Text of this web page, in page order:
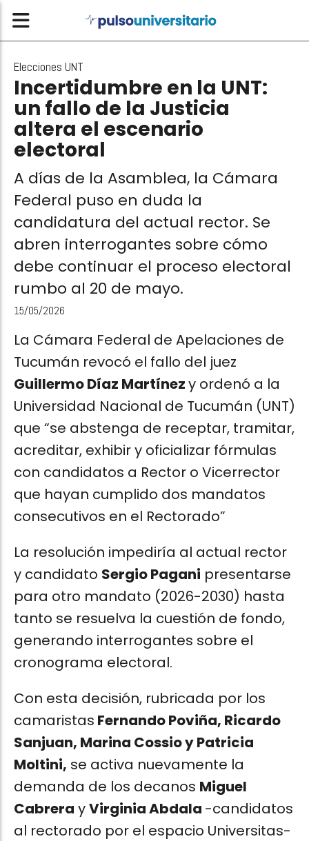
Incertidumbre en la UNT:
un fallo de la Justicia
altera el escenario
electoral
A días de la Asamblea, la Cámara
Federal puso en duda la
candidatura del actual rector. Se
abren interrogantes sobre cómo
debe continuar el proceso electoral
rumbo al 20 de mayo.
Elecciones UNT
15/05/2026
La Cámara Federal de Apelaciones de
Tucumán revocó el fallo del juez
Guillermo Díaz Martínezy ordenó a la
Universidad Nacional de Tucumán (UNT)
que “se abstenga de receptar, tramitar,
acreditar, exhibir y oficializar fórmulas
con candidatos a Rector o Vicerrector
que hayan cumplido dos mandatos
consecutivos en el Rectorado”
La resolución impediría al actual rector
y candidato Sergio Pagani presentarse
para otro mandato (2026-2030) hasta
tanto se resuelva la cuestión de fondo,
generando interrogantes sobre el
cronograma electoral.
Con esta decisión, rubricada por los
camaristas Fernando Poviña, Ricardo
Sanjuan, Marina Cossio y Patricia
Moltini, se activa nuevamente la
demanda de los decanos Miguel
Cabrera yVirginia Abdala -candidatos
al rectorado por el espacio Universitas-